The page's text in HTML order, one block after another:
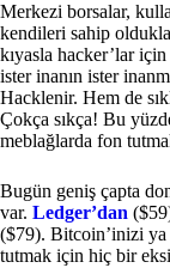
Merkezi borsalar,
kendileri sahip
kıyasla hacker’lar
ister inanın ister
Hacklenir. Hem de
Çokça sıkça! Bu
meblağlarda fon
Bugün geniş çapta
var. Ledger’dan
($79). Bitcoin’inizi ya
tutmak için hiç bir